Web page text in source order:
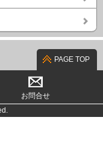
PAGE TOP
お問合せ